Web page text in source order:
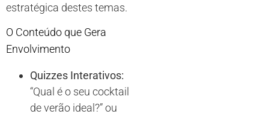
estratégica destes temas.
O Conteúdo que Gera
Envolvimento
Quizzes Interativos:
“Qual é o seu cocktail
de verão ideal?” ou